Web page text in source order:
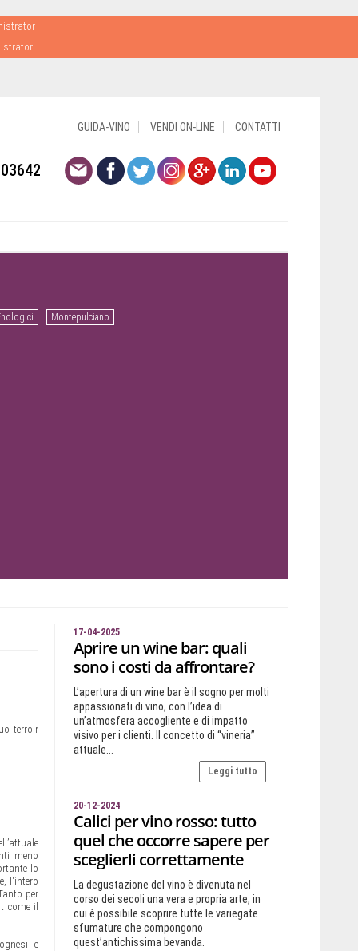
GUIDA-VINO VENDI ON-LINE CONTATTI
Montepulciano
terroir
meno
lo
l'intero
per
come il
e
17-04-2025
Aprire un wine bar: quali
sono i costi da affrontare?
L’apertura di un wine bar è il sogno per molti
appassionati di vino, con l’idea di
un’atmosfera accogliente e di impatto
visivo per i clienti. Il concetto di “vineria”
attuale...
Leggi tutto
20-12-2024
Calici per vino rosso: tutto
quel che occorre sapere per
sceglierli correttamente
La degustazione del vino è divenuta nel
corso dei secoli una vera e propria arte, in
cui è possibile scoprire tutte le variegate
sfumature che compongono
quest’antichissima bevanda.